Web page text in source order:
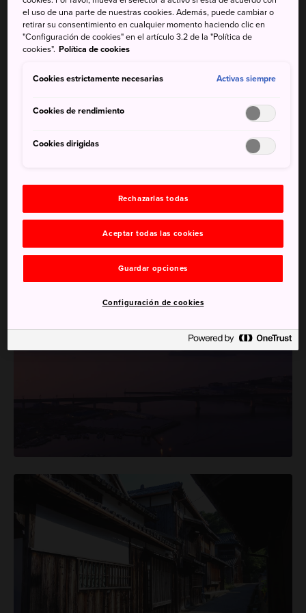
una pequeña isla en el mar Interior de Seto. Pertenece a
las islas Shiwaku, un archipiélago de 28 islas de la
prefectura de Kagawa
.
Cómo llegar
Para acceder a Honjima desde
, toma el ferri en
minutos a pie de la estación de JR Marugame.
de Kojima, al lado de la estación de Kojima. Para ir a la
estación de Kojima, toma el tren desde
Okayama
.
el uso de una parte de nuestras cookies. Además, puede cambiar o
retirar su consentimiento en cualquier momento haciendo clic en
"Configuración de cookies" en el artículo 3.2 de la "Política de
cookies". Política de cookies
Cookies estrictamente necesarias Activas siempre
Cookies de rendimiento
Cookies dirigidas
Rechazarlas todas
Aceptar todas las cookies
Guardar opciones
Configuración de cookies